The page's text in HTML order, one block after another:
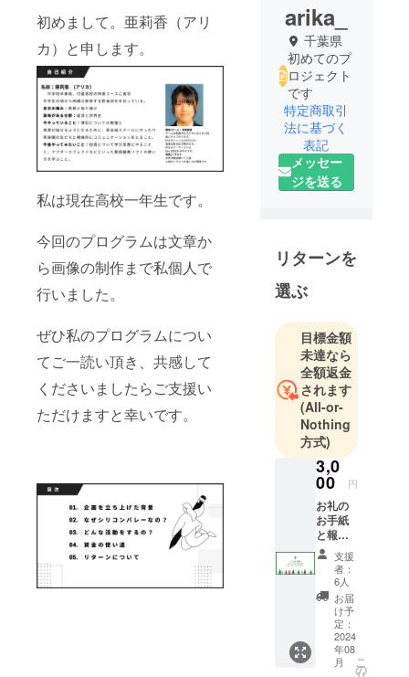
初めまして。亜莉香（アリ
カ）と申します。
私は現在高校一年生です。
今回のプログラムは文章か
ら画像の制作まで私個人で
行いました。
ぜひ私のプログラムについ
てご一読い頂き、共感して
くださいましたらご支援い
ただけますと幸いです。
arika_
千葉県
初めてのプ
ロジェクト
です
特定商取引
法に基づく
表記
メッセー
ジを送る
リターンを
選ぶ
目標金額
未達なら
全額返金
されます
(All-or-
Nothing
方式)
3,0
00 円
お礼の
お手紙
と報告
書を
PDFで
送らせ
て頂き
ます。
支援
者：
6人
お届
け予
定：
2024
年08
月
こ
の